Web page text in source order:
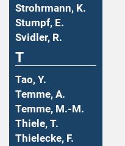
Strohrmann, K.
Stumpf, E.
Svidler, R.
T
Tao, Y.
Temme, A.
Temme, M.-M.
Thiele, T.
Thielecke, F.